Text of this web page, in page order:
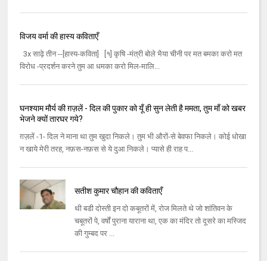
विजय वर्मा की हास्य कविताएँ
3x साढ़े तीन --[हास्य-कविता] [१] कृषि -मंत्री बोले भैया चीनी पर मत बमका करो मत
विरोध -प्रदर्शन करने तुम आ धमका करो मिल-मालि...
घनश्याम मौर्य की ग़ज़लें - दिल की पुकार को यूँ ही सुन लेती है ममता, तुम माँ को खबर
भेजने क्‍यों तारघर गये?
ग़ज़लें -1- दिल ने माना था तुम खुदा निकले। तुम भी औरों-से बेवफा निकले। कोई धोखा
न खाये मेरी तरह, नफ़स-नफ़स से ये दुआ निकले। प्‍यासे ही राह प...
सतीश कुमार चौहान की कविताएँ
थी बडी दोस्‍ती इन दो कबूतरों में, रोज मिलते थे जो शांतिवन के
चबूतरों पे, वर्षों पुराना याराना था, एक का मंदिर तो दूसरे का मस्जिद
की गुम्‍बद पर ...